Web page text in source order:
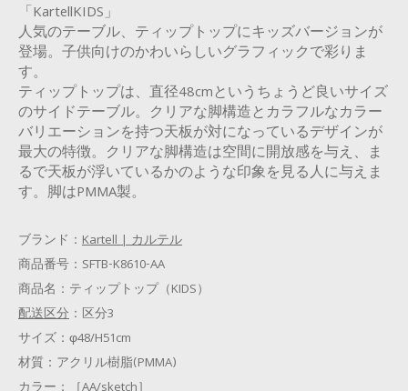
「KartellKIDS」
人気のテーブル、ティップトップにキッズバージョンが
登場。子供向けのかわいらしいグラフィックで彩りま
す。
ティップトップは、直径48cmというちょうど良いサイズ
のサイドテーブル。クリアな脚構造とカラフルなカラー
バリエーションを持つ天板が対になっているデザインが
最大の特徴。クリアな脚構造は空間に開放感を与え、ま
るで天板が浮いているかのような印象を見る人に与えま
す。脚はPMMA製。
ブランド： Kartell | カルテル
商品番号： SFTB-K8610-AA
商品名： ティップトップ（KIDS）
配送区分 ： 区分3
サイズ： φ48/H51cm
材質： アクリル樹脂(PMMA)